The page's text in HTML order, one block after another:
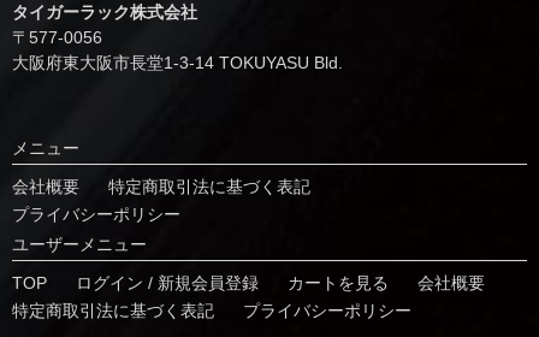
タイガーラック株式会社
〒577-0056
⼤阪府東⼤阪市⻑堂1-3-14 TOKUYASU Bld.
メニュー
会社概要
特定商取引法に基づく表記
プライバシーポリシー
ユーザーメニュー
TOP
ログイン / 新規会員登録 カートを見る
会社概要
特定商取引法に基づく表記
プライバシーポリシー